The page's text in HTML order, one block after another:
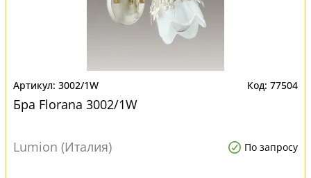
3002/1W 77504
Бра Florana 3002/1W
Lumion (Италия) По запросу